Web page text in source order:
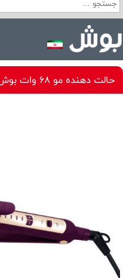
حالت دهنده مو 68 وات بوش مدل PHC2520